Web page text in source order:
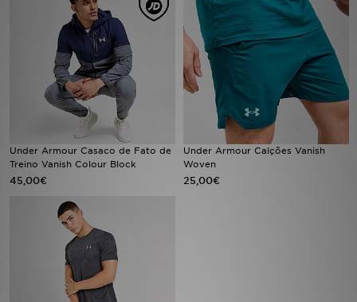
Under Armour Casaco de Fato de
Treino Vanish Colour Block
45,00€
Under Armour Calções Vanish
Woven
25,00€
DESPORTO
FUTEBOL JD
VER MARCAS
LOCALIZADOR DE LOJAS
MENSAGENS